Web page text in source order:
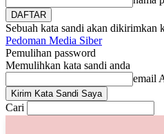
Sebuah kata sandi akan dikirimkan
Pedoman Media Siber
Pemulihan password
Memulihkan kata sandi anda
email
Cari